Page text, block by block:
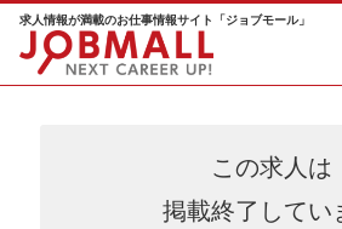
求人情報が満載のお仕事情報サイト「ジョブモール」
この求人は
掲載終了してい